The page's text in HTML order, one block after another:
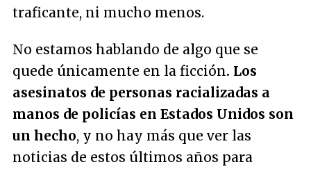
traficante, ni mucho menos.
No estamos hablando de algo que se
quede únicamente en la ficción. Los
asesinatos de personas racializadas a
manos de policías en Estados Unidos son
un hecho, y no hay más que ver las
noticias de estos últimos años para